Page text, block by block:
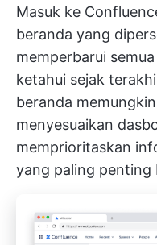
Masuk ke
beranda yang
memperbarui
ketahui sejak
beranda
menyesuaikan
memprioritaskan
yang paling penting